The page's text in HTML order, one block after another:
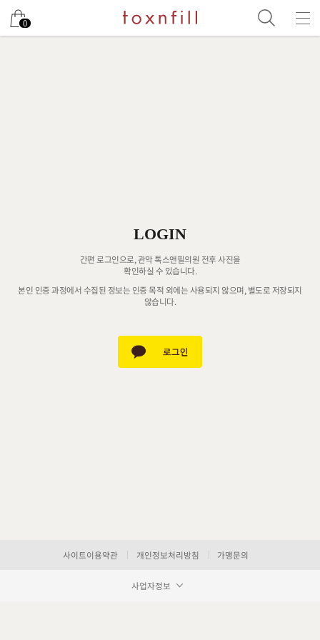
0
LOGIN
간편 로그인으로, 관악 톡스앤필의원 전후 사진을
확인하실 수 있습니다.
본인 인증 과정에서 수집된 정보는 인증 목적 외에는 사용되지 않으며, 별도로 저장되지
않습니다.
사이트이용약관 개인정보처리방침 가맹문의
사업자정보